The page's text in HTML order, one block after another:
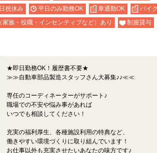
祝休み 平日のみ勤務OK 車通勤OK
バイ
家族・役職・インセンティブなど）あり
制服貸与
★即日勤務OK！履歴書不要★
≫≫自動車部品製造スタッフさん大募集♪♪≪≪
専任のコーディネーターがサポート♪
職場での不安や悩み事があれば
いつでも相談してください！
充実の福利厚生、各種施設利用の特典など、
働きやすい環境づくりに取り組んでいます！
お仕事以外も充実させたいあなたの味方です♪